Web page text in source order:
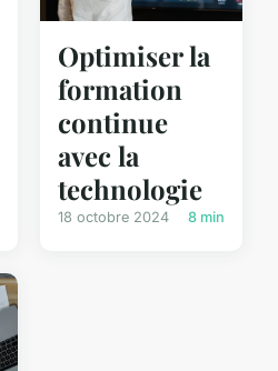
Optimiser la
formation
continue
avec la
technologie
18 octobre 2024 8 min